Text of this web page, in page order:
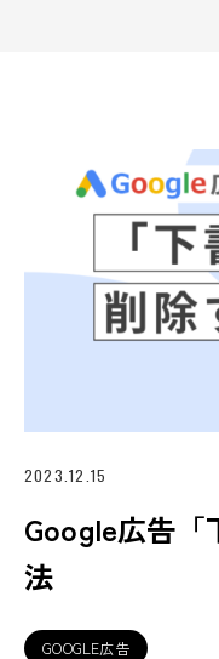
2023.12.15
Google広告「
法
GOOGLE広告